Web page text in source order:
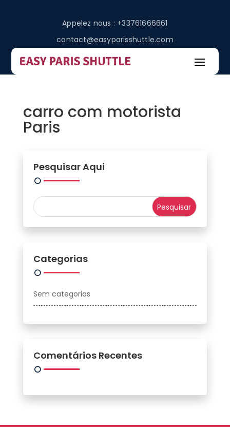
Appelez nous : +33761666661
contact@easyparisshuttle.com
carro com motorista
Paris
Pesquisar Aqui
Categorias
Sem categorias
Comentários Recentes